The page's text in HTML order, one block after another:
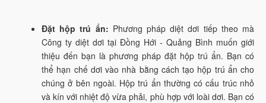
Đặt hộp trú ẩn: Phương pháp diệt dơi tiếp theo mà
Công ty diệt dơi tại Đồng Hới - Quảng Bình muốn giới
thiệu đến bạn là phương pháp đặt hộp trú ẩn. Bạn có
thể hạn chế dơi vào nhà bằng cách tạo hộp trú ẩn cho
chúng ở bên ngoài. Hộp trú ẩn thường có cấu trúc nhỏ
và kín với nhiệt độ vừa phải, phù hợp với loài dơi. Bạn có